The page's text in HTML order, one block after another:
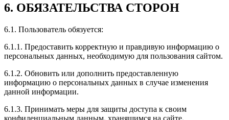
6. ОБЯЗАТЕЛЬСТВА СТОРОН
6.1. Пользователь обязуется:
6.1.1. Предоставить корректную и правдивую информацию о
персональных данных, необходимую для пользования сайтом.
6.1.2. Обновить или дополнить предоставленную
информацию о персональных данных в случае изменения
данной информации.
6.1.3. Принимать меры для защиты доступа к своим
конфиденциальным данным, хранящимся на сайте.